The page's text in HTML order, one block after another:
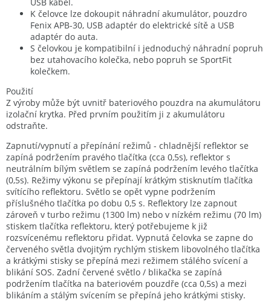
K čelovce lze dokoupit náhradní akumulátor, pouzdro
Fenix APB-30, USB adaptér do elektrické sítě a USB
adaptér do auta.
S čelovkou je kompatibilní i jednoduchý náhradní popruh
bez utahovacího kolečka, nebo popruh se SportFit
kolečkem.
Použití
Z výroby může být uvnitř bateriového pouzdra na akumulátoru
izolační krytka. Před prvním použitím ji z akumulátoru
odstraňte.
Zapnutí/vypnutí a přepínání režimů - chladnější reflektor se
zapíná podržením pravého tlačítka (cca 0,5s), reflektor s
neutrálním bílým světlem se zapíná podržením levého tlačítka
(0,5s). Režimy výkonu se přepínají krátkým stisknutím tlačítka
svítícího reflektoru. Světlo se opět vypne podržením
příslušného tlačítka po dobu 0,5 s. Reflektory lze zapnout
zároveň v turbo režimu (1300 lm) nebo v nízkém režimu (70 lm)
stiskem tlačítka reflektoru, který potřebujeme k již
rozsvícenému reflektoru přidat. Vypnutá čelovka se zapne do
červeného světla dvojitým rychlým stiskem libovolného tlačítka
a krátkými stisky se přepíná mezi režimem stálého svícení a
blikání SOS. Zadní červené světlo / blikačka se zapíná
podržením tlačítka na bateriovém pouzdře (cca 0,5s) a mezi
blikáním a stálým svícením se přepíná jeho krátkými stisky.